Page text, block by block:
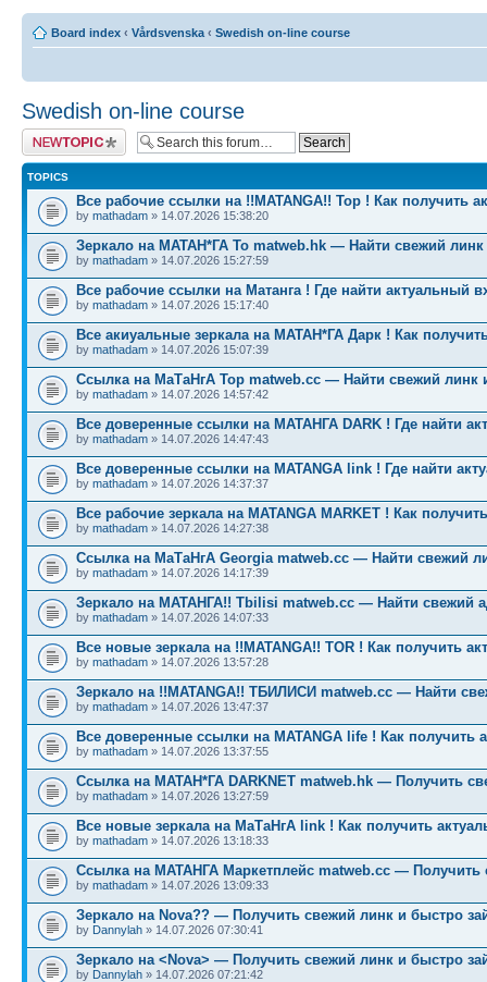
Board index ‹ Vårdsvenska ‹ Swedish on-line course
Swedish on-line course
Post a new topic
TOPICS
Все рабочие ссылки на !!MATANGA!! Тор ! Как получить
by mathadam » 14.07.2026 15:38:20
Зеркало на МАТАН*ГА To matweb.hk — Найти свежий линк
by mathadam » 14.07.2026 15:27:59
Все рабочие ссылки на Матанга ! Где найти актуальный
by mathadam » 14.07.2026 15:17:40
Все акиуальные зеркала на МАТАН*ГА Дарк ! Как
by mathadam » 14.07.2026 15:07:39
Ссылка на МаТаНгА Тор matweb.cc — Найти свежий линк
by mathadam » 14.07.2026 14:57:42
Все доверенные ссылки на МАТАНГА DARK ! Где найти
by mathadam » 14.07.2026 14:47:43
Все доверенные ссылки на MATANGA link ! Где найти
by mathadam » 14.07.2026 14:37:37
Все рабочие зеркала на MATANGA MARKET ! Как
by mathadam » 14.07.2026 14:27:38
Ссылка на МаТаНгА Georgia matweb.cc — Найти свежий
by mathadam » 14.07.2026 14:17:39
Зеркало на МАТАНГА!! Tbilisi matweb.cc — Найти свежий
by mathadam » 14.07.2026 14:07:33
Все новые зеркала на !!MATANGA!! TOR ! Как получить
by mathadam » 14.07.2026 13:57:28
Зеркало на !!MATANGA!! ТБИЛИСИ matweb.cc — Найти
by mathadam » 14.07.2026 13:47:37
Все доверенные ссылки на MATANGA life ! Как получить
by mathadam » 14.07.2026 13:37:55
Ссылка на МАТАН*ГА DARKNET matweb.hk — Получить
by mathadam » 14.07.2026 13:27:59
Все новые зеркала на МаТаНгА link ! Как получить
by mathadam » 14.07.2026 13:18:33
Ссылка на МАТАНГА Маркетплейс matweb.cc — Получить
by mathadam » 14.07.2026 13:09:33
Зеркало на Nova?? — Получить свежий линк и быстро
by Dannylah » 14.07.2026 07:30:41
Зеркало на <Nova> — Получить свежий линк и быстро
by Dannylah » 14.07.2026 07:21:42